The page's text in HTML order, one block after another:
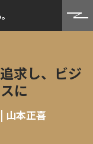
求し、ビジ
に
山本正喜